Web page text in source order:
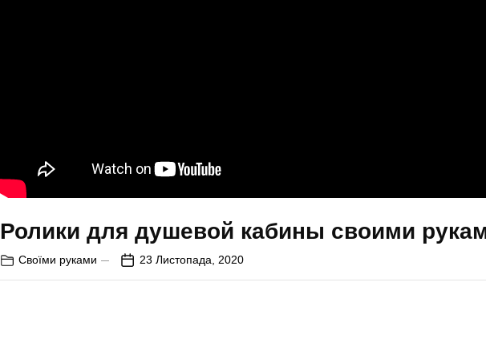
Ролики для душевой кабины своими
Своїми руками 23 Листопада, 2020